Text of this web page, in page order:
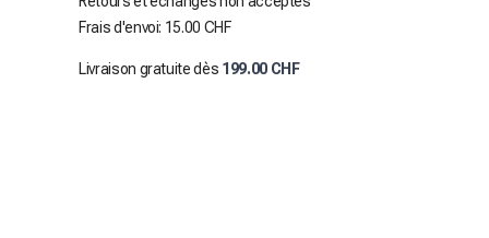
Frais d'envoi: 15.00 CHF
Livraison gratuite dès 199.00 CHF